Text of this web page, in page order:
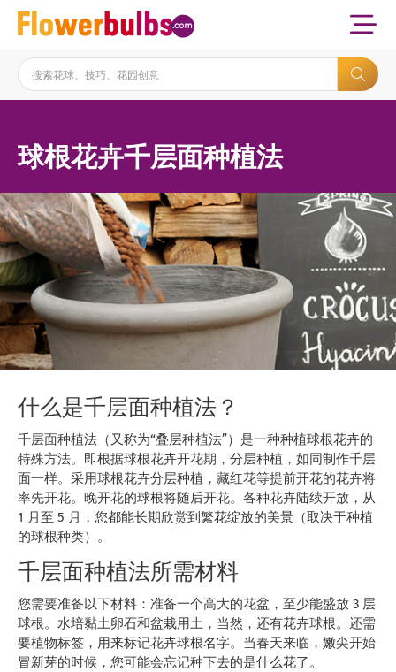
球根花卉千层面种植法
什么是千层面种植法？
千层面种植法（又称为“叠层种植法”）是一种种植球根花卉的
特殊方法。即根据球根花卉开花期，分层种植，如同制作千层
面一样。采用球根花卉分层种植，藏红花等提前开花的花卉将
率先开花。晚开花的球根将随后开花。各种花卉陆续开放，从
1 月至 5 月，您都能长期欣赏到繁花绽放的美景（取决于种植
的球根种类）。
千层面种植法所需材料
您需要准备以下材料：准备一个高大的花盆，至少能盛放 3 层
球根。水培黏土卵石和盆栽用土，当然，还有花卉球根。还需
要植物标签，用来标记花卉球根名字。当春天来临，嫩尖开始
冒新芽的时候，您可能会忘记种下去的是什么花了。